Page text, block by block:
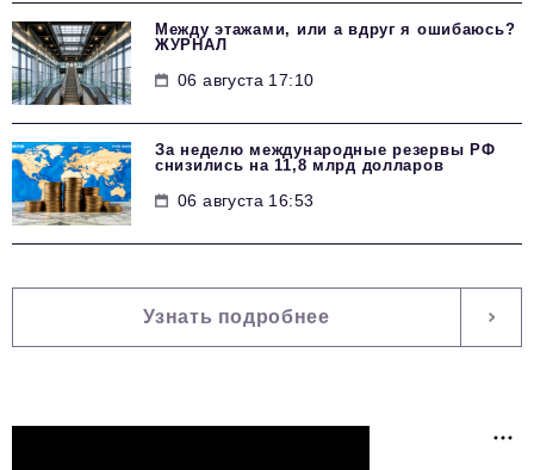
Между этажами, или а вдруг я ошибаюсь?
ЖУРНАЛ
06 августа 17:10
За неделю международные резервы РФ
снизились на 11,8 млрд долларов
06 августа 16:53
Узнать подробнее